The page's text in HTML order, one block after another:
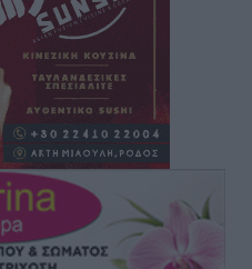
προσωπικό δώρο στον
στη λίστα των 7
η ΚΥΑ για το ΕΧΠ